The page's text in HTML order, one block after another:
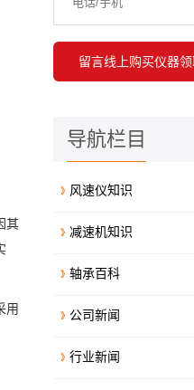
其
用
导航栏目
风速仪知识
减速机知识
轴承百科
公司新闻
行业新闻